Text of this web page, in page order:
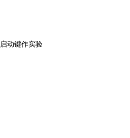
动键作实验